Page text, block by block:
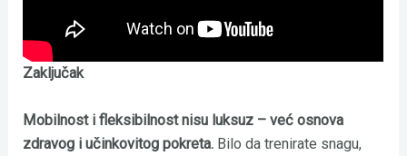
Zaključak
Mobilnost i fleksibilnost nisu luksuz – već osnova
zdravog i učinkovitog pokreta. Bilo da trenirate snagu,